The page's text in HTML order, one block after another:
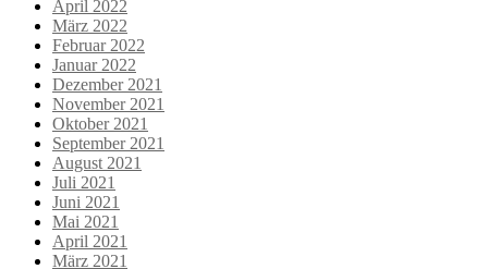
April 2022
März 2022
Februar 2022
Januar 2022
Dezember 2021
November 2021
Oktober 2021
September 2021
August 2021
Juli 2021
Juni 2021
Mai 2021
April 2021
März 2021